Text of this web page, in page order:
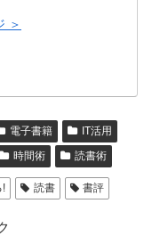
＞
電子書籍
IT活用
時間術 読書術
! 読書 書評